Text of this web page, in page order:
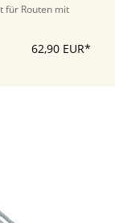
für Routen mit
62,90 EUR*